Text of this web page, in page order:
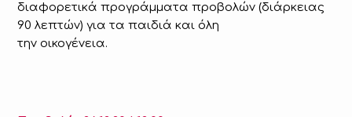
διαφορετικά προγράμματα προβολών (διάρκειας
90 λεπτών) για τα παιδιά και όλη
την οικογένεια.